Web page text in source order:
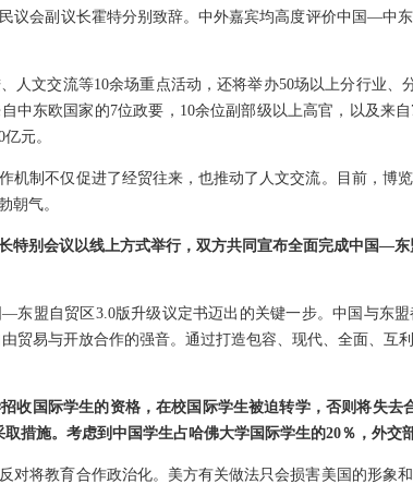
议会副议长霍特分别致辞。中外嘉宾均高度评价中国—中
人文交流等10余场重点活动，还将举办50场以上分行业、
中东欧国家的7位政要，10余位副部级以上高官，以及来
元。
机制不仅促进了经贸往来，也推动了人文交流。目前，博
朝气。
特别会议以线上方式举行，双方共同宣布全面完成中国—
东盟自贸区3.0版升级议定书迈出的关键一步。中国与东
贸易与开放合作的强音。通过打造包容、现代、全面、互
收国际学生的资格，在校国际学生被迫转学，否则将失去
措施。考虑到中国学生占哈佛大学国际学生的20％，外交
对将教育合作政治化。美方有关做法只会损害美国的形象